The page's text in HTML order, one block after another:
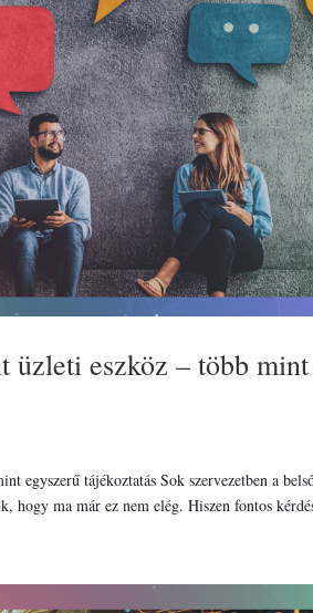
eszköz – több
egyszerű tájékoztatás Sok szervezetben a
hogy ma már ez nem elég. Hiszen fontos